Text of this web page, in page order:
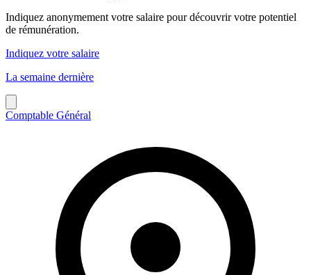
Indiquez anonymement votre salaire pour découvrir votre potentiel
de rémunération.
Indiquez votre salaire
La semaine dernière
Comptable Général